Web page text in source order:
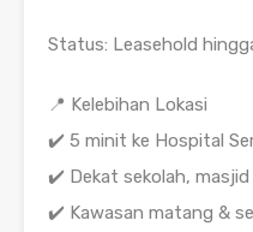
Status: Leasehold
📍 Kelebihan Lokasi
✔️ 5 minit ke Hospital
✔️ Dekat sekolah, masjid
✔️ Kawasan matang &